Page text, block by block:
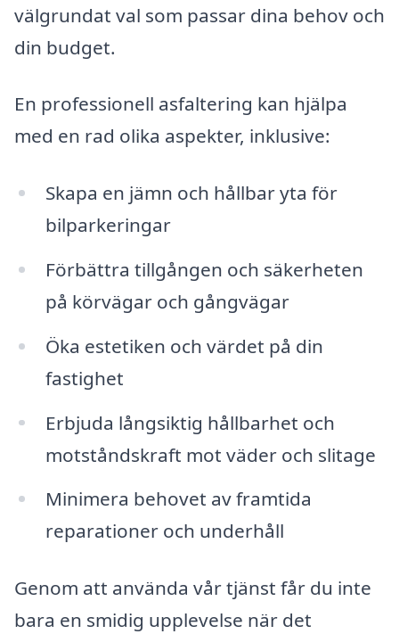
välgrundat val som passar dina behov och
din budget.
En professionell asfaltering kan hjälpa
med en rad olika aspekter, inklusive:
Skapa en jämn och hållbar yta för
bilparkeringar
Förbättra tillgången och säkerheten
på körvägar och gångvägar
Öka estetiken och värdet på din
fastighet
Erbjuda långsiktig hållbarhet och
motståndskraft mot väder och slitage
Minimera behovet av framtida
reparationer och underhåll
Genom att använda vår tjänst får du inte
bara en smidig upplevelse när det